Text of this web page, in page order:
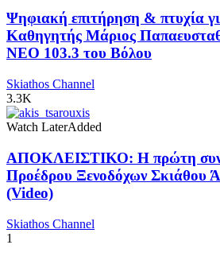
Ψηφιακή επιτήρηση & πτυχία
Καθηγητής Μάριος
NEO 103.3 του Βόλου
Skiathos Channel
3.3K
Watch LaterAdded
ΑΠΟΚΛΕΙΣΤΙΚΟ: Η πρώτη
Προέδρου Ξενοδόχων Σκιάθου
(Video)
Skiathos Channel
1